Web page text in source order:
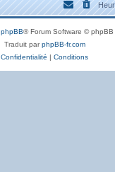
phpBB® Forum Software © phpBB
Traduit parphpBB-fr.com
Confidentialité | Conditions